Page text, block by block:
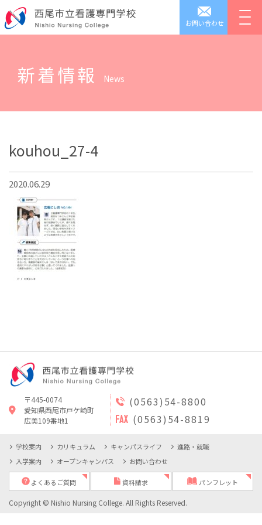
お問い合わせ
新着情報 News
kouhou_27-4
2020.06.29
〒445-0074
愛知県西尾市戸ケ崎町
広美109番地1
(0563)54-8800
(0563)54-8819
学校案内 カリキュラム キャンパスライフ
進路・就職
入学案内
オープンキャンパス お問い合わせ
よくあるご質問 資料請求 パンフレット
Copyright © Nishio Nursing College. All Rights Reserved.